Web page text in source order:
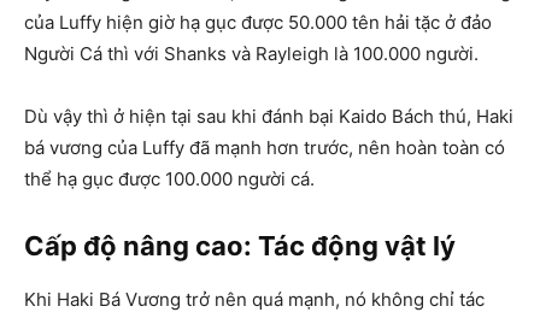
của Luffy hiện giờ hạ gục được 50.000 tên hải tặc ở đảo
Người Cá thì với Shanks và Rayleigh là 100.000 người.
Dù vậy thì ở hiện tại sau khi đánh bại Kaido Bách thú, Haki
bá vương của Luffy đã mạnh hơn trước, nên hoàn toàn có
thể hạ gục được 100.000 người cá.
Cấp độ nâng cao: Tác động vật lý
Khi Haki Bá Vương trở nên quá mạnh, nó không chỉ tác